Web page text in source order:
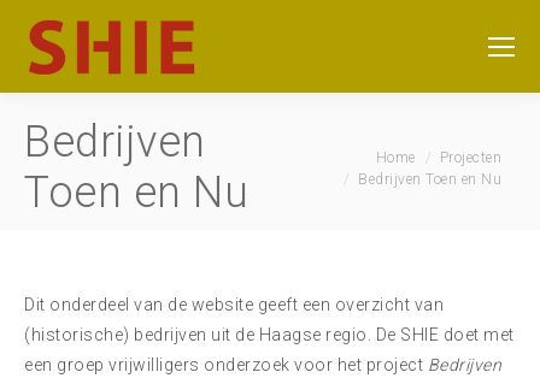
Bedrijven
Toen en Nu
Je bent hier:Home
Projecten
Bedrijven Toen en Nu
Dit onderdeel van de website geeft een overzicht van
(historische) bedrijven uit de Haagse regio. De SHIE doet met
een groep vrijwilligers onderzoek voor het project Bedrijven